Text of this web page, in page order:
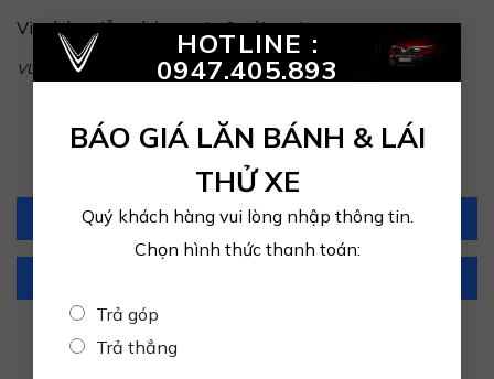
HOTLINE :
0947.405.893
BÁO GIÁ LĂN BÁNH & LÁI
THỬ XE
Quý khách hàng vui lòng nhập thông tin.
Chọn hình thức thanh toán:
Trả góp
Trả thẳng
×
Vinclub, miễn phí sạc pin & gửi xe...)
VUI LÒNG LIÊN HỆ ĐỂ NHẬN THÔNG TIN CHÍNH XÁC NHẤT
Hotline: 0947.405.893